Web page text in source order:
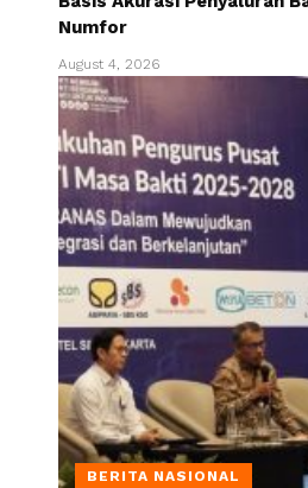
Numfor
August 4, 2026
BERITA NASIONAL